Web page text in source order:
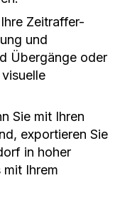
Zeitraffer-
und
Übergänge oder
Sie mit Ihren
exportieren Sie
in hoher
Ihrem